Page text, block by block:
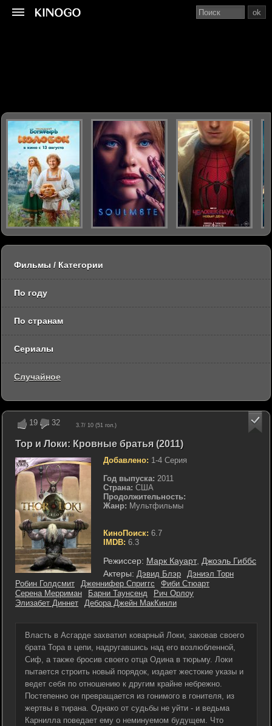
19 32 3.7/ 10 (51 гол.)
Тор и Локи: Кровные братья (2011)
Добавлено: 1-4 Серия
Год выпуска: 2011
Страна: США
Продолжительность:
Жанр: Мультфильмы
КиноПоиск: 6.7
IMDB: 6.3
Режиссер: Марк Кауарт, Джоэль Гиббс
Актеры: Дэвид Блэр
Дэниэл Торн
Робин Голдсмит
Дженнифер Сприггс
Фиби Стюарт
Серена Мерриман
Барни Таунсенд
Рич Орлоу
Элизабет Диннет
Дебора Джейн МакКинли
Власть в Асгарде захватил коварный Локи, заковав своего
брата Тора в цепи, надругавшись над его возлюбленной,
Сиф, а также бросив своего отца Одина в тюрьму. Локи
пытается строить новый порядок, издает жестокие указы и
ведет себя по отношению к другим крайне небрежно.
Постепенно он превращается из гонимого в гонителя, из
жертвы в тирана. Однако от судьбы не уйти - и ведьма
Карнилла поведает ему о неминуемом будущем. Что
ok
Фильмы / Категории
По году
По странам
Сериалы
Случайное